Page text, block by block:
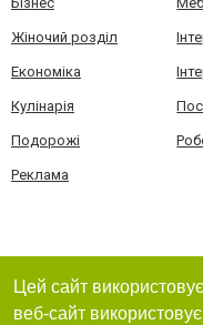
Жіночий розділ
Економіка
Кулінарія
Подорожі
Реклама
Цей сайт
веб-сайт